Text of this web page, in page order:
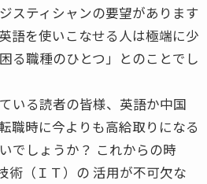
スティシャンの要望があります
語を使いこなせる人は極端に少
る職種のひとつ」とのことでし
いる読者の皆様、英語か中国
職時に今よりも高給取りになる
でしょうか？ これからの時
術（ＩＴ）の 活用が不可欠な